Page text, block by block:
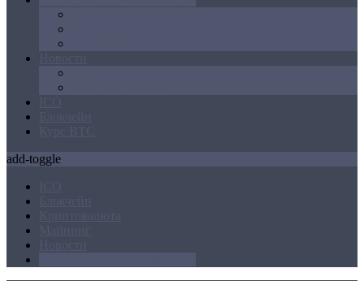
add-toggle